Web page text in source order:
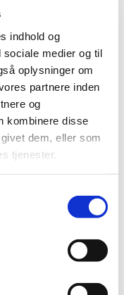
indhold og
medier og til
oplysninger om
partnere inden
og
kombinere disse
dem, eller som
tjenester.